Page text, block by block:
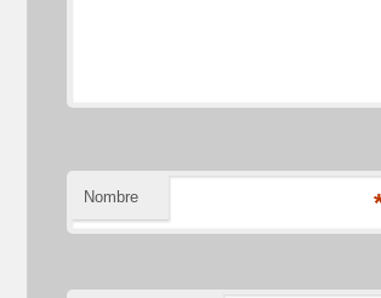
Nombre